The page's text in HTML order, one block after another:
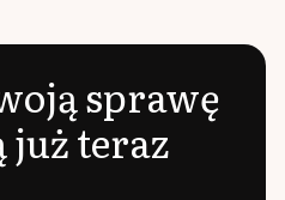
sprawę
teraz